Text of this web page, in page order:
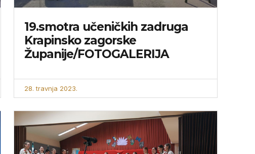
19.smotra učeničkih zadruga
Krapinsko zagorske
Županije/FOTOGALERIJA
28. travnja 2023.